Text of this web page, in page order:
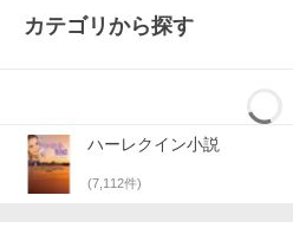
カテゴリから探す
ハーレクイン小説
(7,112件)